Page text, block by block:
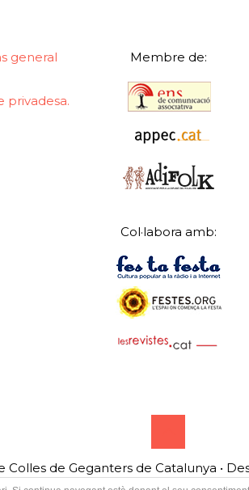
general
privadesa.
Membre de:
Col·labora amb:
de Geganters de Catalunya •